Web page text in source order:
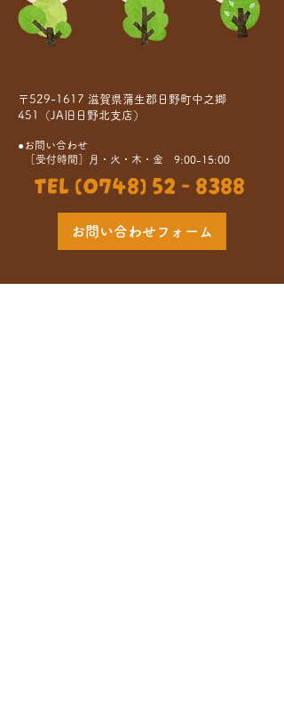
〒529-1617 滋賀県蒲生郡日野町中之郷
451（JA旧日野北支店）
●お問い合わせ
［受付時間］月・火・木・金 9:00-15:00
TEL (0748) 52 - 8388
お問い合わせフォーム